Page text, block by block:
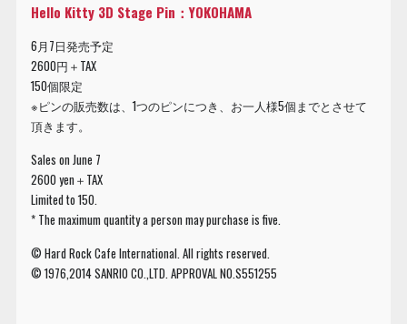
Hello Kitty 3D Stage Pin：YOKOHAMA
6月7日発売予定
2600円＋TAX
150個限定
※ピンの販売数は、1つのピンにつき、お一人様5個までとさせて
頂きます。
Sales on June 7
2600 yen＋TAX
Limited to 150.
* The maximum quantity a person may purchase is five.
© Hard Rock Cafe International. All rights reserved.
© 1976,2014 SANRIO CO.,LTD. APPROVAL NO.S551255